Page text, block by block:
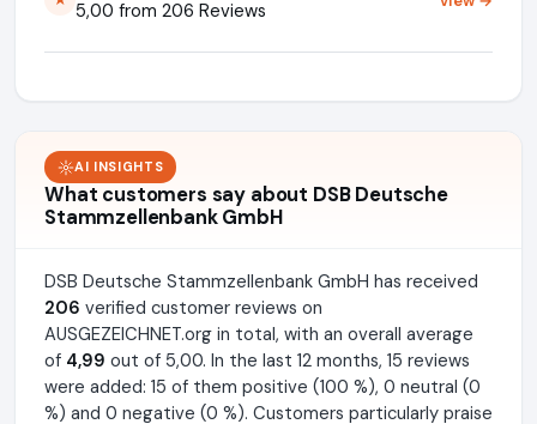
5,00 from 206 Reviews
AI INSIGHTS
What customers say about DSB Deutsche
Stammzellenbank GmbH
DSB Deutsche Stammzellenbank GmbH has received
206 verified customer reviews on
AUSGEZEICHNET.org in total, with an overall average
of 4,99 out of 5,00. In the last 12 months, 15 reviews
were added: 15 of them positive (100 %), 0 neutral (0
%) and 0 negative (0 %). Customers particularly praise